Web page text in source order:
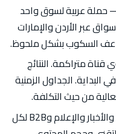
حملة عربية لسوق واحد
عبر الأردن والإمارات
السكوب بشكل ملحوظ.
متراكمة. النتائج
البداية. الجداول الزمنية
من حيث التكلفة.
— التجارة الإلكترونية والأخبار والإعلام وB2B لكل